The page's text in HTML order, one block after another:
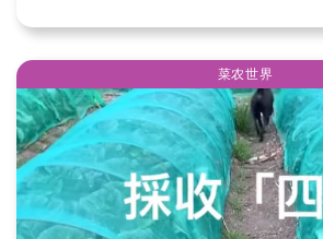
菜农世界